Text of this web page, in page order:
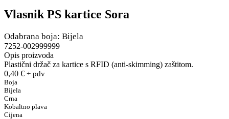
Vlasnik PS kartice Sora
Odabrana boja: Bijela
7252-002999999
Opis proizvoda
Plastični držač za kartice s RFID (anti-skimming) zaštitom.
0,40 € + pdv
Boja
Bijela
Crna
Kobaltno plava
Cijena